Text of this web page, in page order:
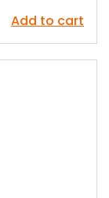
Add to cart